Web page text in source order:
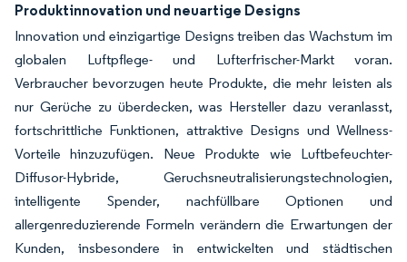
Produktinnovation und neuartige Designs
Innovation und einzigartige Designs treiben das Wachstum im
globalen Luftpflege- und Lufterfrischer-Markt voran.
Verbraucher bevorzugen heute Produkte, die mehr leisten als
nur Gerüche zu überdecken, was Hersteller dazu veranlasst,
fortschrittliche Funktionen, attraktive Designs und Wellness-
Vorteile hinzuzufügen. Neue Produkte wie Luftbefeuchter-
Diffusor-Hybride, Geruchsneutralisierungstechnologien,
intelligente Spender, nachfüllbare Optionen und
allergenreduzierende Formeln verändern die Erwartungen der
Kunden, insbesondere in entwickelten und städtischen